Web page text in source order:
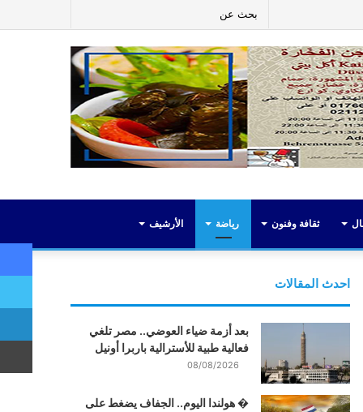
عن
إضافة
عمود
جانبي
ثقافة وفنون رياضة الأرشيف
احدث المقالات
بعد أزمة ضياء العوضي.. مصر تلغي
فعالية طبية للأسترالية باربرا أونيل
08/08/2026
� هولندا اليوم.. الجفاف يضغط على